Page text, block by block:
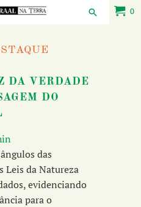
0
DA VERDADE
DO
das
Leis da Natureza
evidenciando
para o